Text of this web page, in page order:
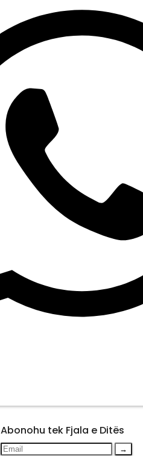
Abonohu tek Fjala e Ditës